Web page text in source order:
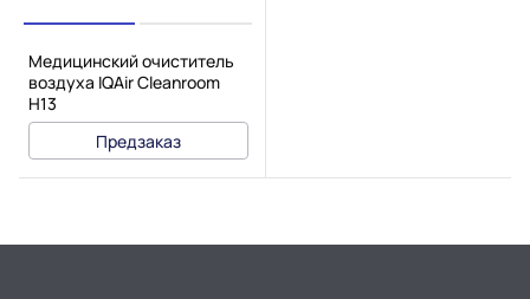
Медицинский очиститель
воздуха IQAir Cleanroom
H13
Предзаказ